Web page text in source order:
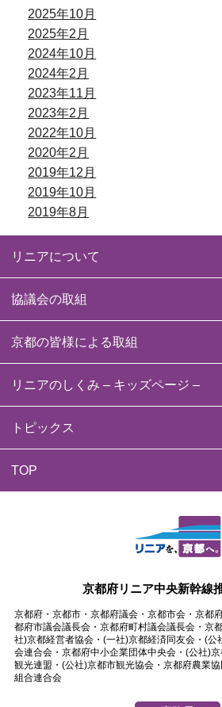
2025年10月
2025年2月
2024年10月
2024年2月
2023年11月
2023年2月
2022年10月
2020年2月
2019年12月
2019年10月
2019年8月
リニアについて
協議会の取組
京都の皆様による取組
リニアのしくみ – キッズページ –
トピックス
TOP
京都府リニア中央新幹線
京都府・京都市・京都府議会・京都市会・京都
都府市議会議長会・京都府町村議会議長会・京
社)京都経営者協会・(一社)京都経済同友会・(公
会連合会・京都府中小企業団体中央会・(公社)
観光連盟・(公社)京都市観光協会・京都府農業
組合連合会